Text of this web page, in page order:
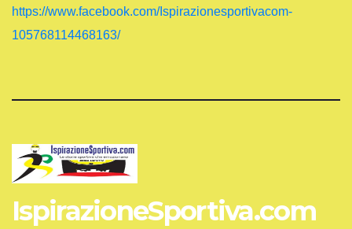
https://www.facebook.com/Ispirazionesportivacom-
105768114468163/
IspirazioneSportiva.com